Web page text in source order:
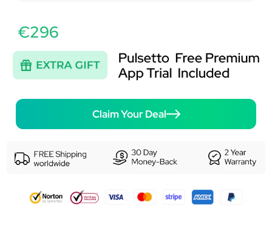
€296
Claim Your Deal